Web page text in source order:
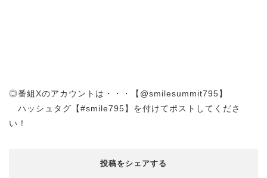
◎番組Xのアカウントは・・・【@smilesummit795】
ハッシュタグ【#smile795】を付けてポストしてくださ
い！
投稿をシェアする